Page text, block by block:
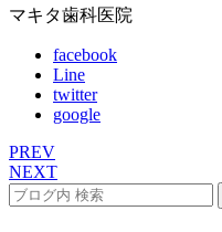
マキタ歯科医院
facebook
Line
twitter
google
PREV
NEXT